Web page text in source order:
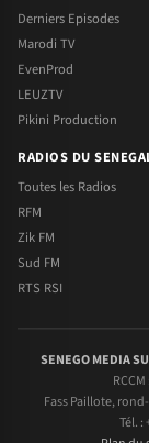
Derniers Episodes
Marodi TV
EvenProd
LEUZTV
Pikini Production
RADIOS DU
Toutes les Radios
RFM
Zik FM
Sud FM
RTS RSI
SENEGO MEDIA
Fass Paillote,
Tél. :